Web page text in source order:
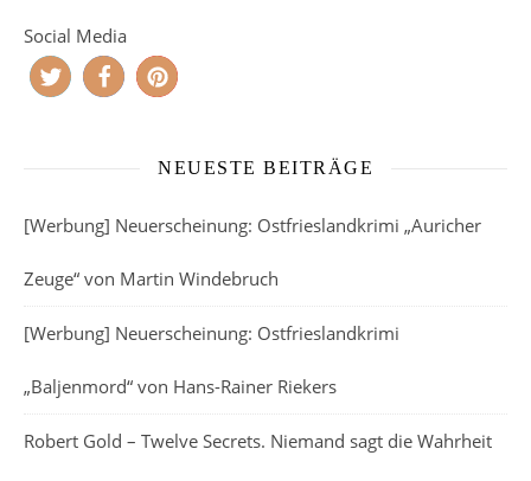
Social Media
NEUESTE BEITRÄGE
[Werbung] Neuerscheinung: Ostfrieslandkrimi „Auricher
Zeuge“ von Martin Windebruch
[Werbung] Neuerscheinung: Ostfrieslandkrimi
„Baljenmord“ von Hans-Rainer Riekers
Robert Gold – Twelve Secrets. Niemand sagt die Wahrheit